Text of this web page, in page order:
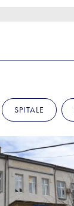
SPITALE